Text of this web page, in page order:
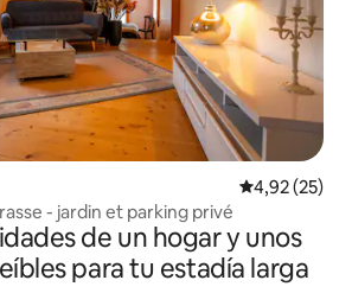
Calificación
4,92 (25)
- jardin et parking privé
de un hogar y unos
para tu estadía larga